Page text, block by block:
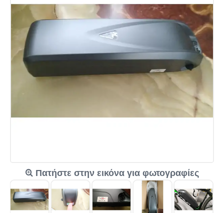
Πατήστε στην εικόνα για φωτογραφίες